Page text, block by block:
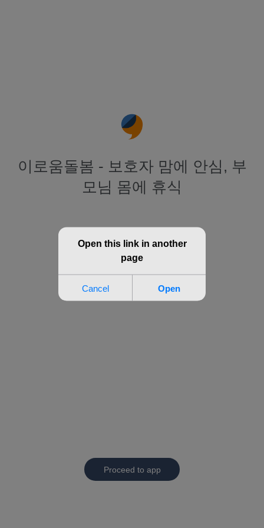
이로움돌봄 - 보호자 맘에 안심, 부
모님 몸에 휴식
Proceed to app